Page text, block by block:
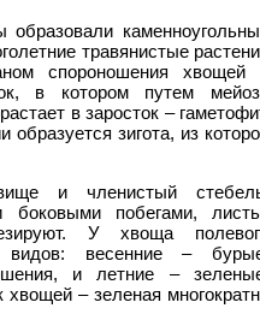
травянистые
спороношения хвощей
в котором путем
в заросток –
зигота, из
и членистый
боковыми побегами,
У хвоща
видов: весенние –
и летние –
хвощей – зеленая